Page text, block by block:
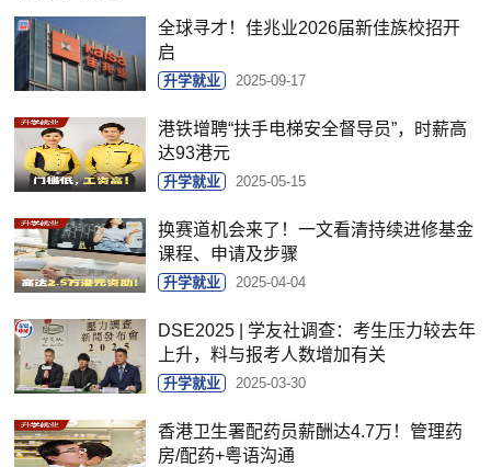
全球寻才！佳兆业2026届新佳族校招开
启
升学就业 2025-09-17
港铁增聘“扶手电梯安全督导员”，时薪高
达93港元
升学就业 2025-05-15
换赛道机会来了！一文看清持续进修基金
课程、申请及步骤
升学就业 2025-04-04
DSE2025 | 学友社调查：考生压力较去年
上升，料与报考人数增加有关
升学就业 2025-03-30
香港卫生署配药员薪酬达4.7万！管理药
房/配药+粤语沟通